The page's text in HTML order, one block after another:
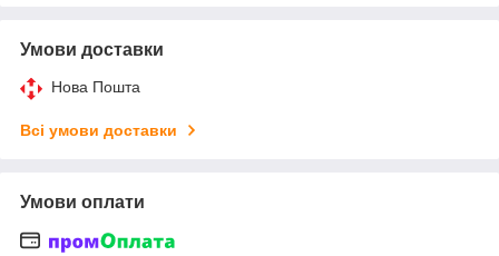
Умови доставки
Нова Пошта
Всі умови доставки
Умови оплати